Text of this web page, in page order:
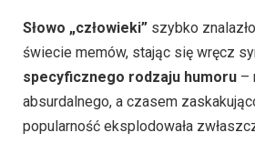
Słowo „człowieki” szybko
świecie memów, stając się wręcz
specyficznego rodzaju humoru –
absurdalnego, a czasem
popularność eksplodowała